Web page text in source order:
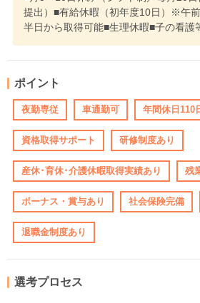
提出）■有給休暇（初年度10日）※午
半日から取得可能■生理休暇■子の看護
ポイント
夜勤専従 車通勤可 年間休日110
資格取得サポート 研修制度あり
産休･育休･介護休暇取得実績あり 残
ボーナス・賞与あり 社会保険完備
退職金制度あり
選考プロセス